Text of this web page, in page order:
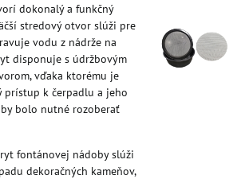
dokonalý a funkčný
stredový otvor slúži pre
vodu z nádrže na
disponuje s údržbovým
vďaka ktorému je
prístup k čerpadlu a jeho
bolo nutné rozoberať
fontánovej nádoby slúži
dekoračných kameňov,